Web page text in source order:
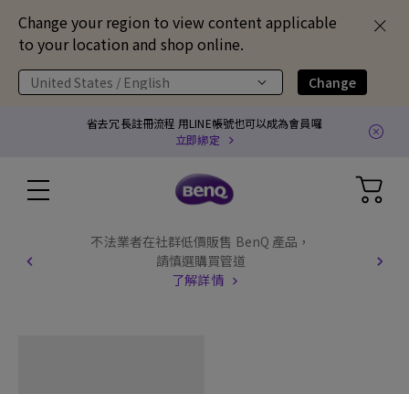
Change your region to view content applicable
to your location and shop online.
United States / English Change
省去冗長註冊流程 用LINE帳號也可以成為會員囉
立即綁定
不法業者在社群低價販售 BenQ 產品，
請慎選購買管道
了解詳情